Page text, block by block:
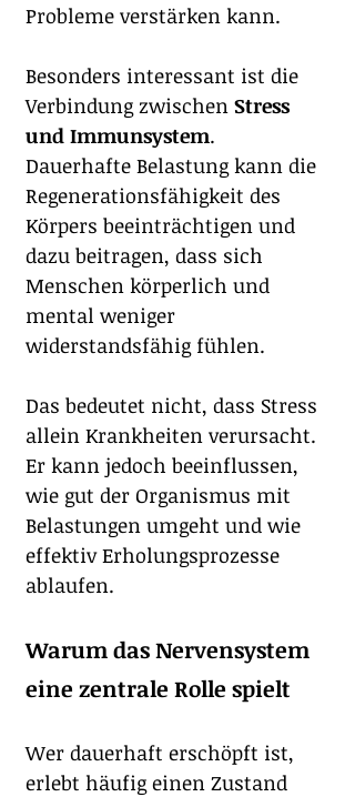
Probleme verstärken kann.
Besonders interessant ist die
Verbindung zwischen Stress
und Immunsystem.
Dauerhafte Belastung kann die
Regenerationsfähigkeit des
Körpers beeinträchtigen und
dazu beitragen, dass sich
Menschen körperlich und
mental weniger
widerstandsfähig fühlen.
Das bedeutet nicht, dass Stress
allein Krankheiten verursacht.
Er kann jedoch beeinflussen,
wie gut der Organismus mit
Belastungen umgeht und wie
effektiv Erholungsprozesse
ablaufen.
Warum das Nervensystem
eine zentrale Rolle spielt
Wer dauerhaft erschöpft ist,
erlebt häufig einen Zustand